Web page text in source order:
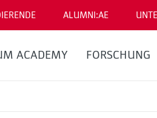
ALUMNI:AE
ACADEMY FORSCHUNG